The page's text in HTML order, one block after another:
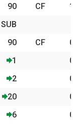
90 CF
SUB
90 CF
1
2
20
6